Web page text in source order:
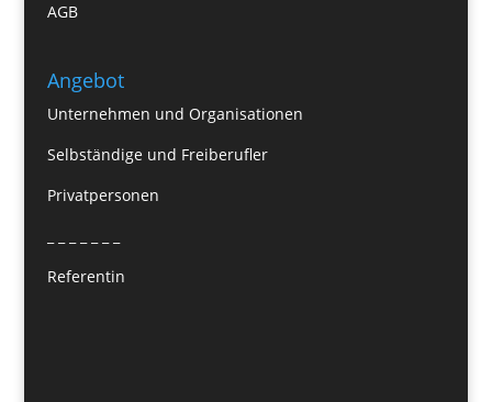
AGB
Angebot
Unternehmen und Organisationen
Selbständige und Freiberufler
Privatpersonen
Referentin